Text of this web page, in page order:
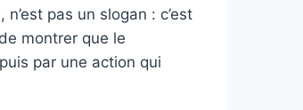
pas un slogan : c’est
montrer que le
par une action qui